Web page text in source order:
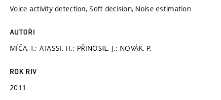
Voice activity detection, Soft decision, Noise estimation
AUTOŘI
MÍČA, I.; ATASSI, H.; PŘINOSIL, J.; NOVÁK, P.
ROK RIV
2011